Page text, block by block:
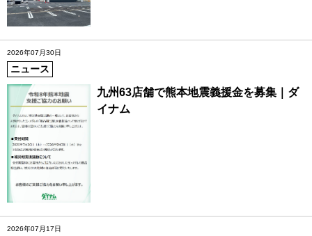
2026年07月30日
ニュース
九州63店舗で熊本地震義援金を募集｜ダ
イナム
2026年07月17日